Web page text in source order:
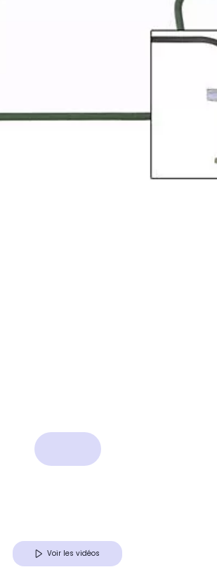
Voir les vidéos